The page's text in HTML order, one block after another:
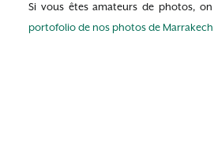
Si vous êtes amateurs de photos,
portofolio de nos photos de